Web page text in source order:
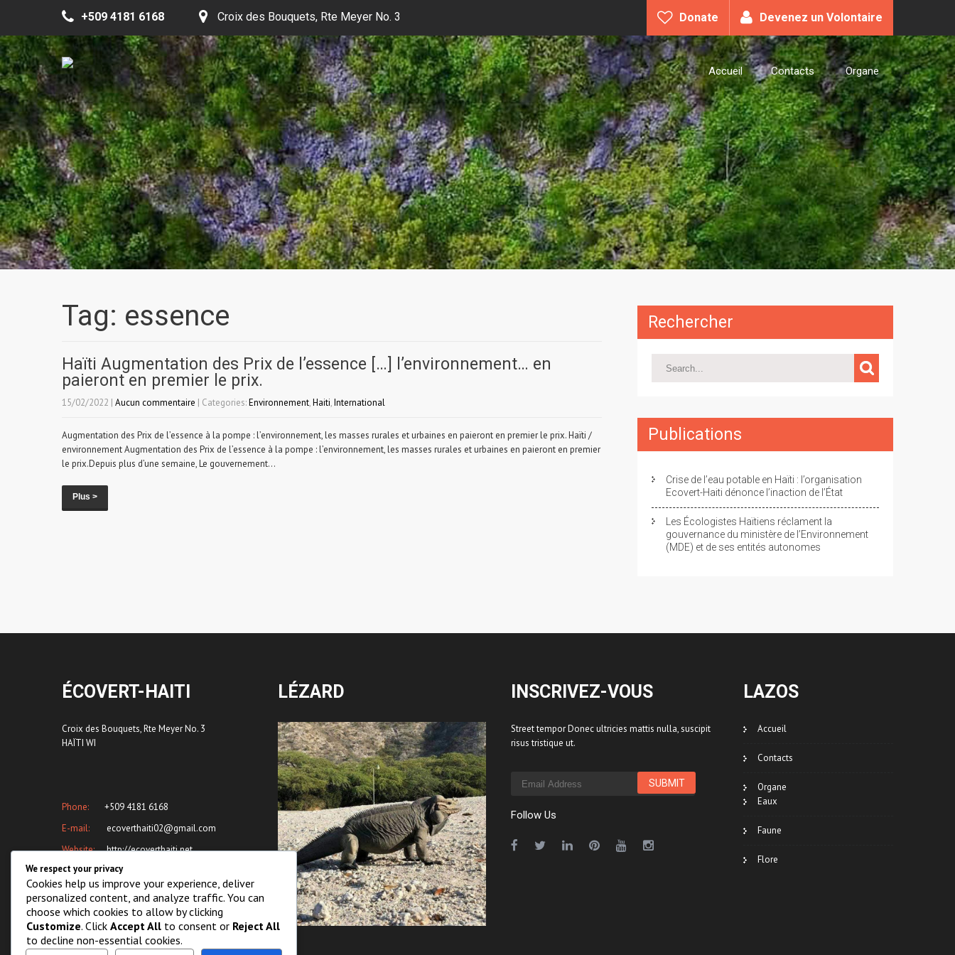
+509 4181 6168 Croix des Bouquets, Rte Meyer No. 3 Donate Devenez un Volontaire
Accueil Contacts Organe
Tag: essence
Haïti Augmentation des Prix de l’essence […] l’environnement… en
paieront en premier le prix.
15/02/2022 | Aucun commentaire | Categories:Environnement,Haiti,International
Augmentation des Prix de l’essence à la pompe : l’environnement, les masses rurales et urbaines en paieront en premier le prix. Haïti /
environnement Augmentation des Prix de l’essence à la pompe : l’environnement, les masses rurales et urbaines en paieront en premier
le prix.Depuis plus d’une semaine, Le gouvernement...
Plus >
Rechercher
Publications
Crise de l’eau potable en Haïti : l’organisation
Ecovert-Haiti dénonce l’inaction de l’État
Les Écologistes Haïtiens réclament la
gouvernance du ministère de l’Environnement
(MDE) et de ses entités autonomes
ÉCOVERT-HAITI
Croix des Bouquets, Rte Meyer No. 3
HAÏTI WI
Phone:
+509 4181 6168
E-mail:
ecoverthaiti02@gmail.com
Website:
http://ecoverthaiti.net
LÉZARD INSCRIVEZ-VOUS
Street tempor Donec ultricies mattis nulla, suscipit
risus tristique ut.
Follow Us
LAZOS
Accueil
Contacts
Organe
Eaux
Faune
Flore
We respect your privacy
Cookies help us improve your experience, deliver
personalized content, and analyze traffic. You can
choose which cookies to allow by clicking
Customize. Click Accept All to consent or Reject All
to decline non-essential cookies.